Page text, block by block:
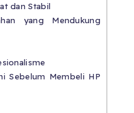
dan Stabil
yang Mendukung
Sebelum Membeli HP